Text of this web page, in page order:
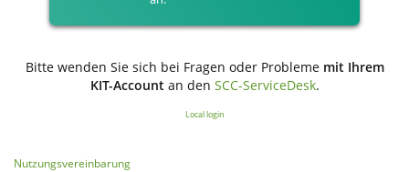
Bitte wenden Sie sich bei Fragen oder Probleme mit Ihrem
KIT-Accountan den SCC-ServiceDesk.
Local login
Nutzungsvereinbarung